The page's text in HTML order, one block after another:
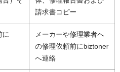
請求書コピー
に
メーカーや修理業者へ
の修理依頼前にbiztoner
へ連絡